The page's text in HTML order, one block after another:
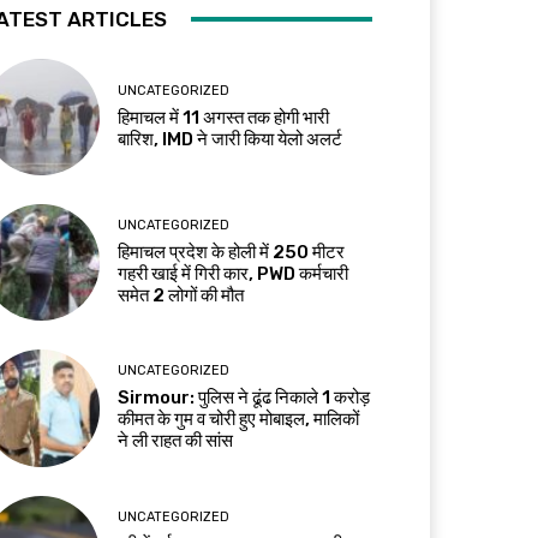
ARTICLES
UNCATEGORIZED
हिमाचल में 11 अगस्त तक होगी भारी
बारिश, IMD ने जारी किया येलो अलर्ट
UNCATEGORIZED
हिमाचल प्रदेश के होली में 250 मीटर
गहरी खाई में गिरी कार, PWD कर्मचारी
समेत 2 लोगों की मौत
UNCATEGORIZED
Sirmour: पुलिस ने ढूंढ निकाले 1 करोड़
कीमत के गुम व चोरी हुए मोबाइल, मालिकों
ने ली राहत की सांस
UNCATEGORIZED